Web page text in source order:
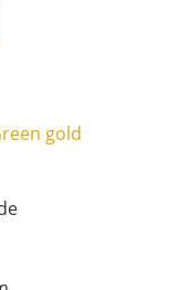
gold